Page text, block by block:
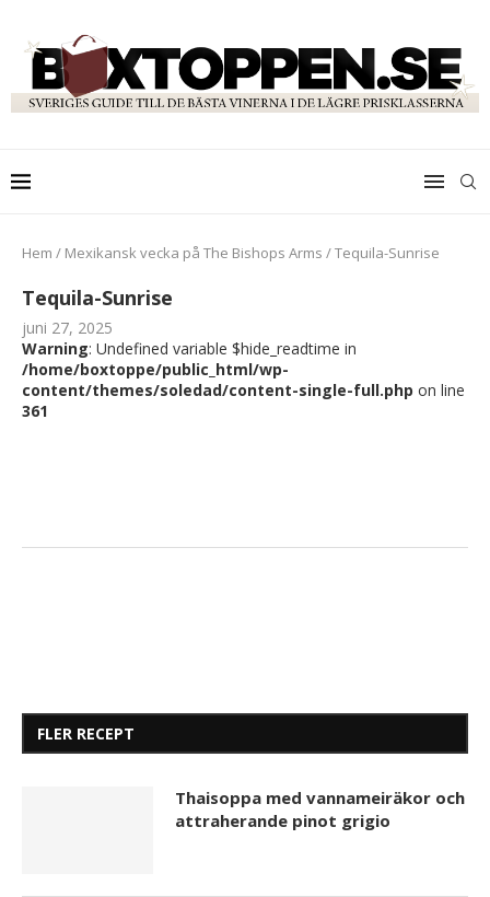
Hem / Mexikansk vecka på The Bishops Arms /Tequila-Sunrise
Tequila-Sunrise
juni 27, 2025
Warning: Undefined variable $hide_readtime in
/home/boxtoppe/public_html/wp-
content/themes/soledad/content-single-full.php on line
361
FLER RECEPT
Thaisoppa med vannameiräkor och
attraherande pinot grigio